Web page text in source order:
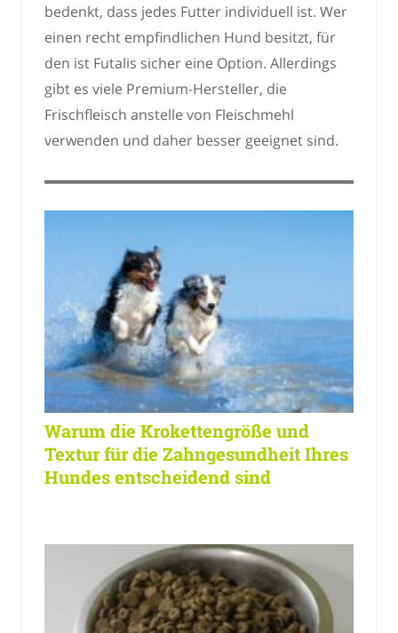
bedenkt, dass jedes Futter individuell ist. Wer
einen recht empfindlichen Hund besitzt, für
den ist Futalis sicher eine Option. Allerdings
gibt es viele Premium-Hersteller, die
Frischfleisch anstelle von Fleischmehl
verwenden und daher besser geeignet sind.
Warum die Krokettengröße und
Textur für die Zahngesundheit Ihres
Hundes entscheidend sind